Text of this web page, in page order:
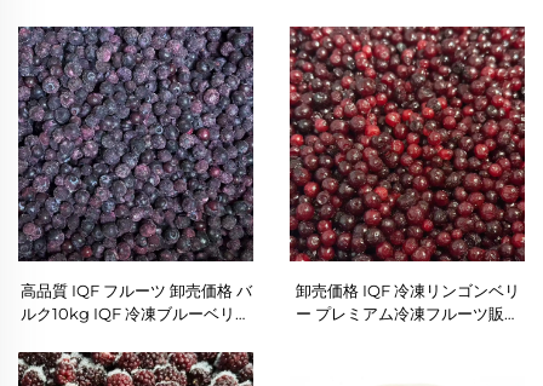
ミックスフルーツ
高品質 IQF フルーツ 卸売価格 バ
ルク10kg IQF 冷凍ブルーベリー
卸売価格 IQF 冷凍リンゴンベリ
ー プレミアム冷凍フルーツ販売